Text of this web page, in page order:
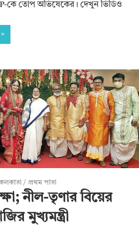
কে তোপ অভিষেকের। দেখুন ভিডিও
/ প্রথম পাতা
নীল-তৃণার বিয়ের
মুখ্যমন্ত্রী